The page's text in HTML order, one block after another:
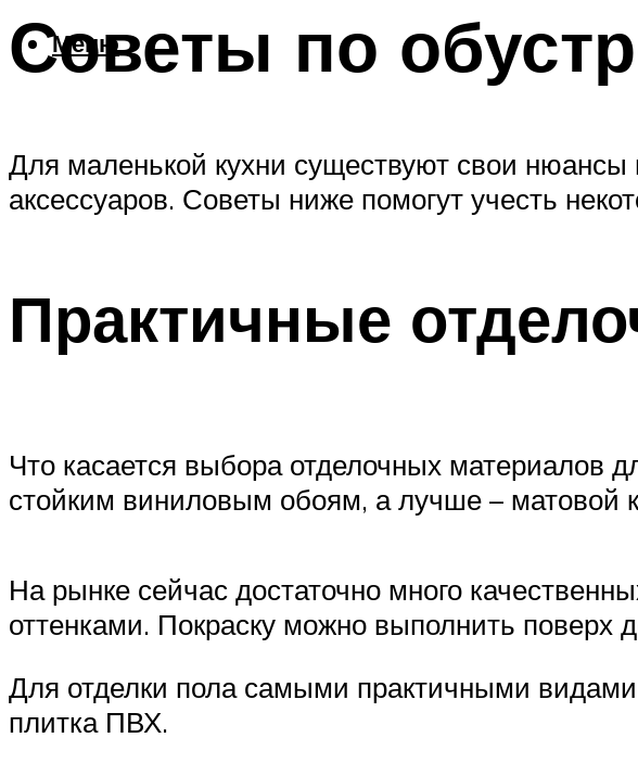
Меню
Советы по
Для маленькой кухни существуют свои
аксессуаров. Советы ниже помогут учесть
Практичные
Что касается выбора отделочных материалов
стойким виниловым обоям, а лучше – матовой
На рынке сейчас достаточно много
оттенками. Покраску можно выполнить поверх
Для отделки пола самыми практичными видами
плитка ПВХ.